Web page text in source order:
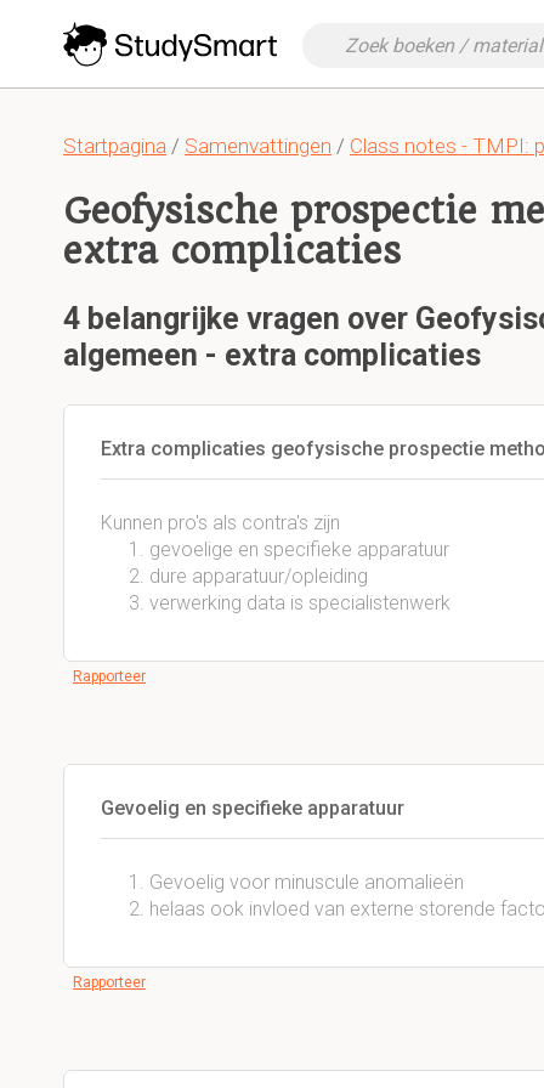
Startpagina / Samenvattingen / Class notes - TMPI:
Geofysische prospectie
extra complicaties
4 belangrijke vragen over
algemeen - extra complicaties
Extra complicaties geofysische prospectie
Kunnen pro's als contra's zijn
gevoelige en specifieke apparatuur
dure apparatuur/opleiding
verwerking data is specialistenwerk
Rapporteer
Gevoelig en specifieke apparatuur
Gevoelig voor minuscule anomalieën
helaas ook invloed van externe storende
Rapporteer